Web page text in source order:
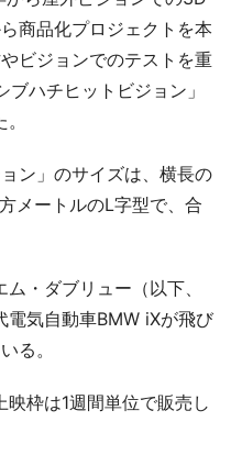
商品化プロジェクトを本
ビジョンでのテストを重
ハチヒットビジョン」
ン」のサイズは、横長の
メートルのL字型で、合
・ダブリュー（以下、
電気自動車BMW iXが飛び
る。
枠は1週間単位で販売し